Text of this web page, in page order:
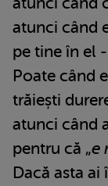
atunci când
pe tine în el
Poate când
trăiești
atunci când
pentru că „e
Dacă asta ai